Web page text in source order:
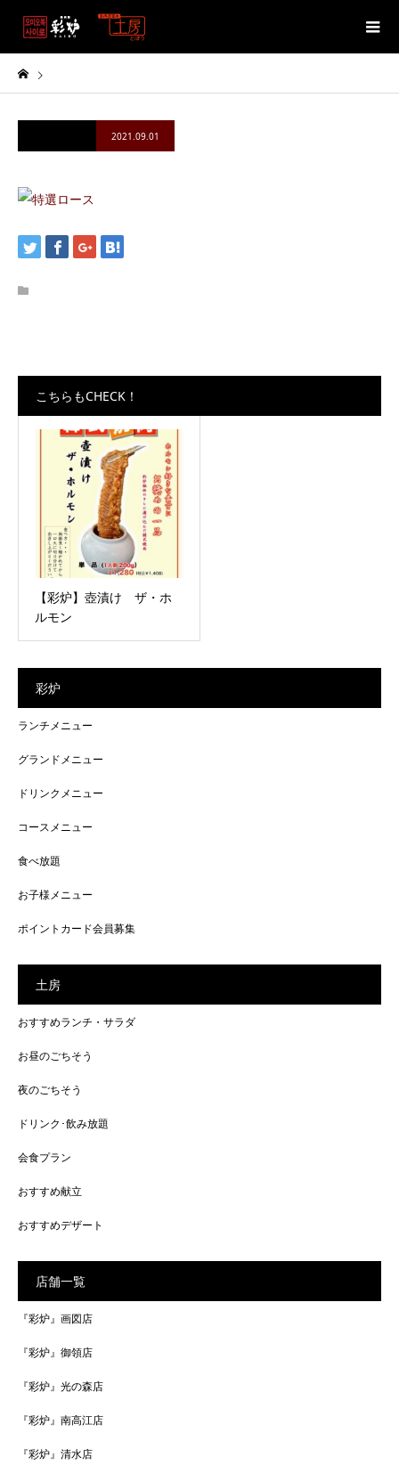
2021.09.01
こちらもCHECK！
【彩炉】壺漬け ザ・ホ
ルモン
彩炉
ランチメニュー
グランドメニュー
ドリンクメニュー
コースメニュー
食べ放題
お子様メニュー
ポイントカード会員募集
土房
おすすめランチ・サラダ
お昼のごちそう
夜のごちそう
ドリンク･飲み放題
会食プラン
おすすめ献立
おすすめデザート
店舗一覧
『彩炉』画図店
『彩炉』御領店
『彩炉』光の森店
『彩炉』南高江店
『彩炉』清水店